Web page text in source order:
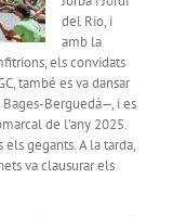
del Rio, i
amb la
els convidats
també es va dansar
Berguedà—, i es
de l’any 2025.
els gegants. A la tarda,
va clausurar els